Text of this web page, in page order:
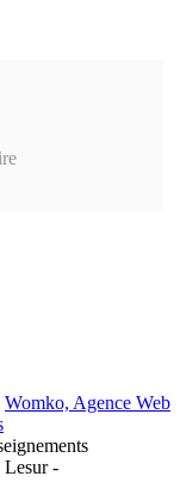
Womko, Agence Web
Lesur -